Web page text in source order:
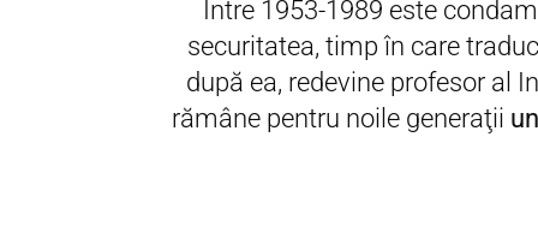
Între 1953-1989 este
securitatea, timp în care
după ea, redevine profesor al
rămâne pentru noile generaţii